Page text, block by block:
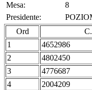
Mesa:
8
Presidente:
Ord
1
4652986
2 4802450
3 4776687
4 2004209